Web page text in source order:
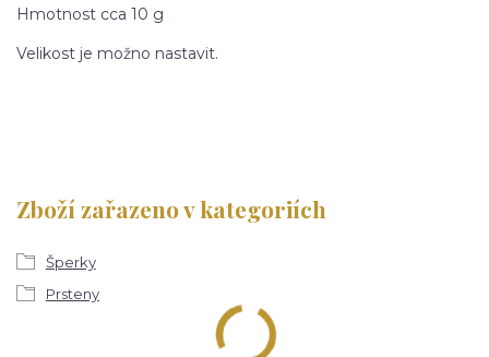
Hmotnost cca 10 g
Velikost je možno nastavit.
Zboží zařazeno v kategoriích
Šperky
Prsteny